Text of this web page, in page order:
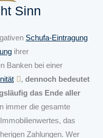
Sinn
Schufa-Eintragung
ihrer
Banken bei einer
, dennoch bedeutet
das Ende aller
immer die gesamte
das
Zahlungen. Wer